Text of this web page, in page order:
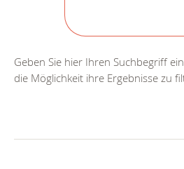
Geben Sie hier Ihren Suchbegriff
die Möglichkeit ihre Ergebnisse zu